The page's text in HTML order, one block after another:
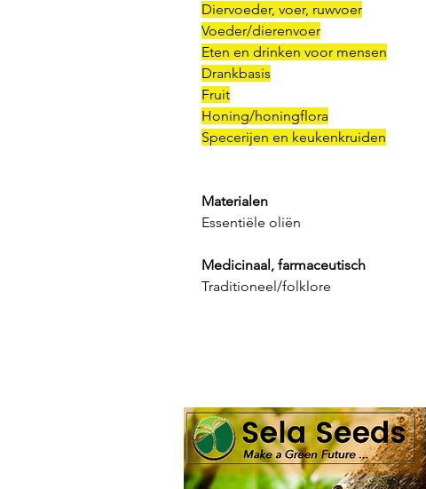
Diervoeder, voer, ruwvoer
Voeder/dierenvoer
Eten en drinken voor mensen
Drankbasis
Fruit
Honing/honingflora
Specerijen en keukenkruiden
Materialen
Essentiële oliën
Medicinaal, farmaceutisch
Traditioneel/folklore